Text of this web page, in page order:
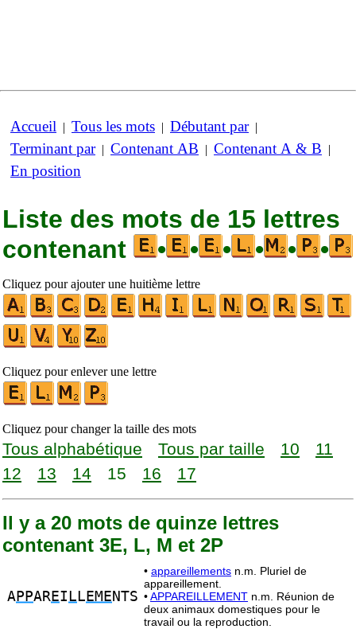
Accueil | Tous les mots | Débutant par|
Terminant par| Contenant AB | Contenant A & B |
En position
Liste des mots de 15 lettres
contenant
• • • • • •
Cliquez pour ajouter une huitième lettre
Cliquez pour enlever une lettre
Cliquez pour changer la taille des mots
Tous alphabétique Tous par taille 10
11
12
13 14 15 16 17
Il y a 20 mots de quinze lettres
contenant 3E, L, M et 2P
APPAREI L L EME NTS
• appareillements n.m. Pluriel de
appareillement.
•APPAREILLEMENT n.m. Réunion de
deux animaux domestiques pour le
travail ou la reproduction.